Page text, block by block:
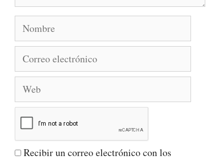
Nombre
Correo
Web
Recibir un correo electrónico con los